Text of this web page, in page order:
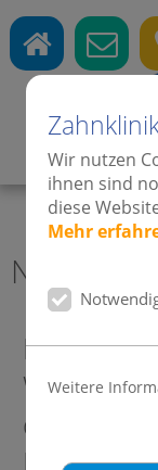
Wir nutzen
ihnen sind
diese
Mehr
Weitere
Zahnärzte
News
Dr.
das 31.